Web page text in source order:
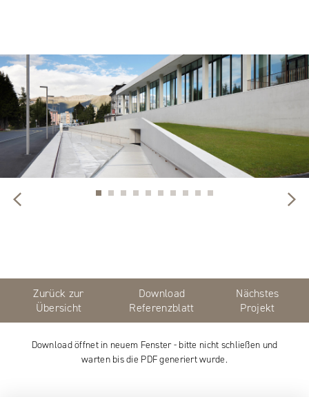
Zurück zur
Übersicht
Download
Referenzblatt
Nächstes
Projekt
Download öffnet in neuem Fenster - bitte nicht schließen und
warten bis die PDF generiert wurde.